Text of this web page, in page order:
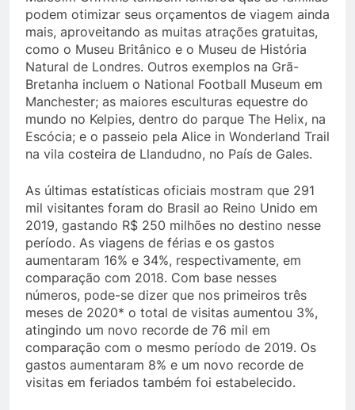
podem otimizar seus orçamentos de viagem ainda
mais, aproveitando as muitas atrações gratuitas,
como o Museu Britânico e o Museu de História
Natural de Londres. Outros exemplos na Grã-
Bretanha incluem o National Football Museum em
Manchester; as maiores esculturas equestre do
mundo no Kelpies, dentro do parque The Helix, na
Escócia; e o passeio pela Alice in Wonderland Trail
na vila costeira de Llandudno, no País de Gales.
As últimas estatísticas oficiais mostram que 291
mil visitantes foram do Brasil ao Reino Unido em
2019, gastando R$ 250 milhões no destino nesse
período. As viagens de férias e os gastos
aumentaram 16% e 34%, respectivamente, em
comparação com 2018. Com base nesses
números, pode-se dizer que nos primeiros três
meses de 2020* o total de visitas aumentou 3%,
atingindo um novo recorde de 76 mil em
comparação com o mesmo período de 2019. Os
gastos aumentaram 8% e um novo recorde de
visitas em feriados também foi estabelecido.